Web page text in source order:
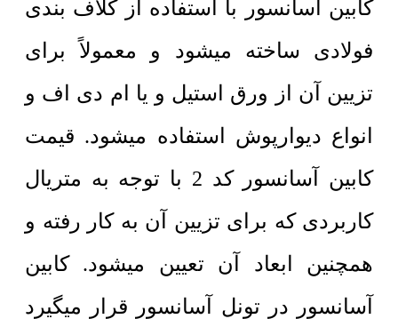
کابین آسانسور با استفاده از کلاف بندی
فولادی ساخته میشود و معمولاً برای
تزیین آن از ورق استیل و یا ام دی اف و
انواع دیوارپوش استفاده میشود. قیمت
کابین آسانسور کد 2 با توجه به متریال
کاربردی که برای تزیین آن به کار رفته و
همچنین ابعاد آن تعیین میشود. کابین
آسانسور در تونل آسانسور قرار میگیرد